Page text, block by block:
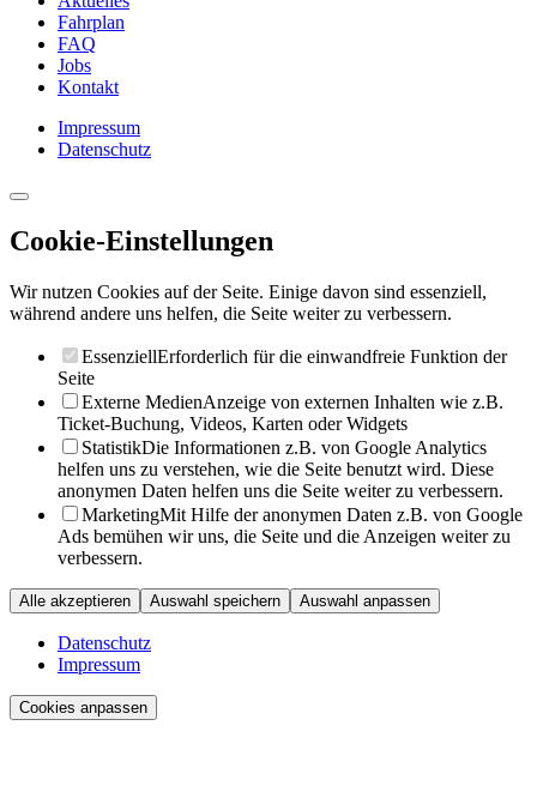
Fahrplan
FAQ
Jobs
Kontakt
Impressum
Datenschutz
Cookie-Einstellungen
Wir nutzen Cookies auf der Seite. Einige davon sind essenziell,
während andere uns helfen, die Seite weiter zu verbessern.
EssenziellErforderlich für die einwandfreie Funktion der
Seite
Externe MedienAnzeige von externen Inhalten wie z.B.
Ticket-Buchung, Videos, Karten oder Widgets
StatistikDie Informationen z.B. von Google Analytics
helfen uns zu verstehen, wie die Seite benutzt wird. Diese
anonymen Daten helfen uns die Seite weiter zu verbessern.
MarketingMit Hilfe der anonymen Daten z.B. von Google
Ads bemühen wir uns, die Seite und die Anzeigen weiter zu
verbessern.
Alle akzeptieren Auswahl speichern Auswahl anpassen
Datenschutz
Impressum
Cookies anpassen